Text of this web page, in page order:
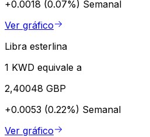
+0.0018 (0.07%) Semanal
Ver gráfico
Libra esterlina
1 KWD equivale a
2,40048 GBP
+0.0053 (0.22%) Semanal
Ver gráfico